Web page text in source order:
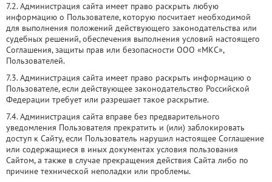
7.2. Администрация сайта имеет право раскрыть любую
информацию о Пользователе, которую посчитает необходимой
для выполнения положений действующего законодательства или
судебных решений, обеспечения выполнения условий настоящего
Соглашения, защиты прав или безопасности ООО «МКС»,
Пользователей.
7.3. Администрация сайта имеет право раскрыть информацию о
Пользователе, если действующее законодательство Российской
Федерации требует или разрешает такое раскрытие.
7.4. Администрация сайта вправе без предварительного
уведомления Пользователя прекратить и (или) заблокировать
доступ к Сайту, если Пользователь нарушил настоящее Соглашение
или содержащиеся в иных документах условия пользования
Сайтом, а также в случае прекращения действия Сайта либо по
причине технической неполадки или проблемы.